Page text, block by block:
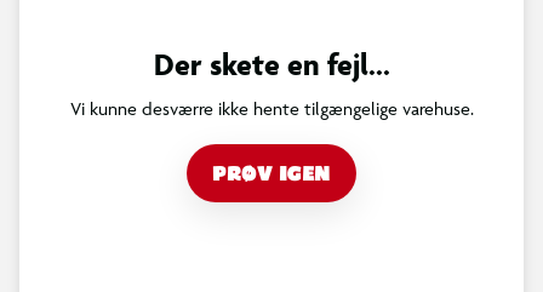
Der skete en fejl...
Vi kunne desværre ikke hente tilgængelige varehuse.
PRØV IGEN